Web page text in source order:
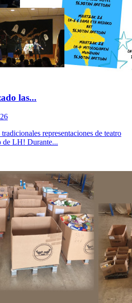
las...
representaciones de teatro
de LH! Durante...